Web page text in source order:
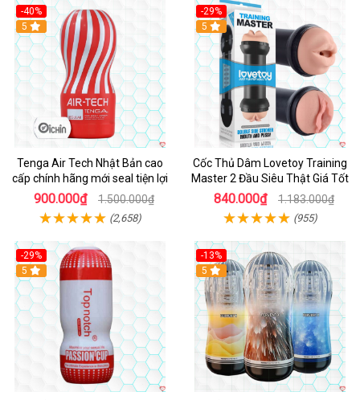
-40%
Hot
5
Tenga Air Tech Nhật Bản cao
cấp chính hãng mới seal tiện lợi
900.000₫ 1.500.000₫
(2,658)
-29%
Hot
5
Cốc Thủ Dâm Lovetoy Training
Master 2 Đầu Siêu Thật Giá Tốt
840.000₫ 1.183.000₫
(955)
-29%
5
-13%
Hot
5